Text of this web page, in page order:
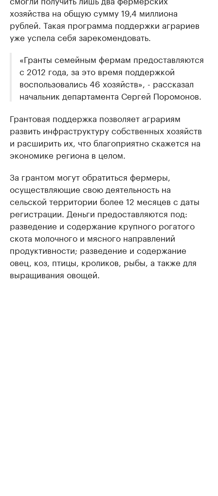
хозяйства на общую сумму 19,4 миллиона
рублей. Такая программа поддержки аграриев
уже успела себя зарекомендовать.
«Гранты семейным фермам предоставляются
с 2012 года, за это время поддержкой
воспользовались 46 хозяйств», - рассказал
начальник департамента Сергей Поромонов.
Грантовая поддержка позволяет аграриям
развить инфраструктуру собственных хозяйств
и расширить их, что благоприятно скажется на
экономике региона в целом.
За грантом могут обратиться фермеры,
осуществляющие свою деятельность на
сельской территории более 12 месяцев с даты
регистрации. Деньги предоставляются под:
разведение и содержание крупного рогатого
скота молочного и мясного направлений
продуктивности; разведение и содержание
овец, коз, птицы, кроликов, рыбы, а также для
выращивания овощей.